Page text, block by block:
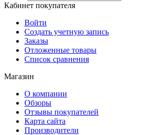
Кабинет покупателя
Войти
Создать учетную запись
Заказы
Отложенные товары
Список сравнения
Магазин
О компании
Обзоры
Отзывы покупателей
Карта сайта
Производители